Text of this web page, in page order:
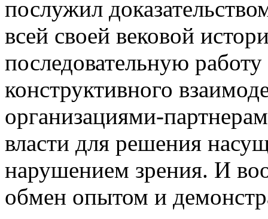
послужил
всей своей вековой
последовательную
конструктивного
организациями-
власти для решения
нарушением зрения. И
обмен опытом и